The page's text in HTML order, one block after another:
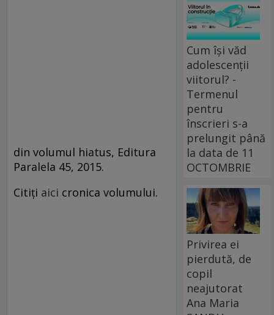
din volumul hiatus, Editura
Paralela 45, 2015.
Citiţi aici cronica volumului.
Cum își văd
adolescenții
viitorul? -
Termenul
pentru
înscrieri s-a
prelungit până
la data de 11
OCTOMBRIE
Privirea ei
pierdută, de
copil
neajutorat
Ana Maria